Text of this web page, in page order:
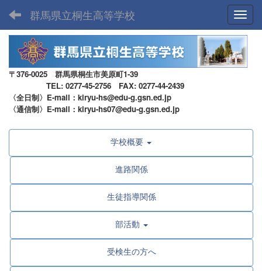
群馬県立桐生高等学校
〒376-0025 群馬県桐生市美原町1-39
TEL: 0277-45-2756 FAX: 0277-44-2439
〈全日制〉E-mail：kiryu-hs@edu-g.gsn.ed.jp
〈通信制〉E-mail：kiryu-hs07@edu-g.gsn.ed.jp
学校概要
進路関係
生徒指導関係
部活動
受検生の方へ